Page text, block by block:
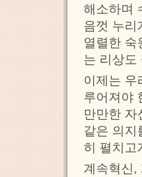
해소하며
음껏 누리
열렬한 숙
는 리상도
이제는 우
루어져야
만만한 자
같은 의지
히 펼치고
계속혁신,